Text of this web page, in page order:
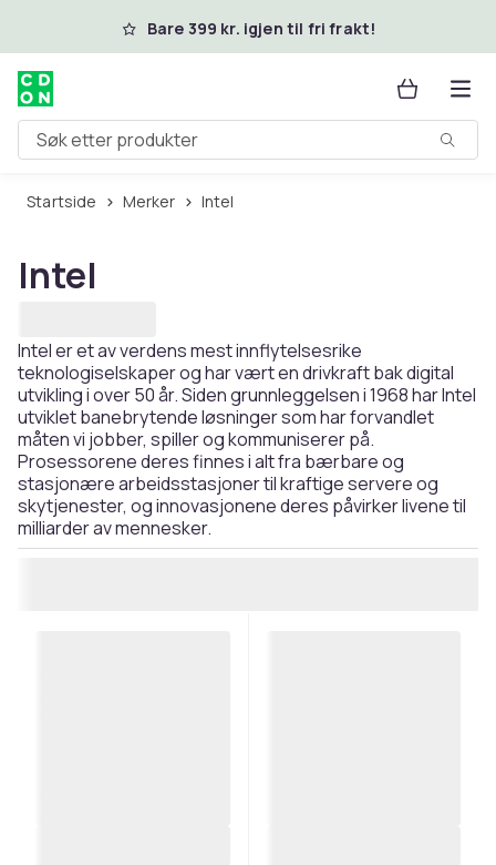
Hopp til hovedinnholdBare 399 kr. igjen til fri frakt!
Søk etter produkter
Startside Merker Intel
Intel
Intel er et av verdens mest innflytelsesrike
teknologiselskaper og har vært en drivkraft bak digital
utvikling i over 50 år. Siden grunnleggelsen i 1968 har Intel
utviklet banebrytende løsninger som har forvandlet
måten vi jobber, spiller og kommuniserer på.
Prosessorene deres finnes i alt fra bærbare og
stasjonære arbeidsstasjoner til kraftige servere og
skytjenester, og innovasjonene deres påvirker livene til
milliarder av mennesker.